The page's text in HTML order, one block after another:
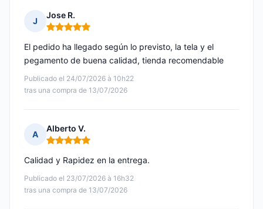
J
Jose R.
Nota: 5 de 5
Publicado el 24/07/2026 à 10h22
tras una compra de 13/07/2026
El pedido ha llegado según lo previsto, la tela y el
pegamento de buena calidad, tienda recomendable
A
Alberto V.
Nota: 5 de 5
Publicado el 23/07/2026 à 16h32
tras una compra de 13/07/2026
Calidad y Rapidez en la entrega.